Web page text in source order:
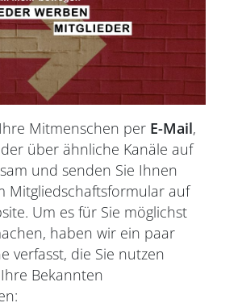
Mitmenschen per E-Mail,
über ähnliche Kanäle auf
und senden Sie Ihnen
Mitgliedschaftsformular auf
Um es für Sie möglichst
haben wir ein paar
verfasst, die Sie nutzen
Bekannten